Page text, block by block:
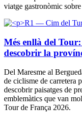
viatge gastronòmic sobre
Més enllà del
descobrir la
Del Maresme al
de ciclisme de carretera
descobrir paisatges de
emblemàtics que van
Tour de França 2026.